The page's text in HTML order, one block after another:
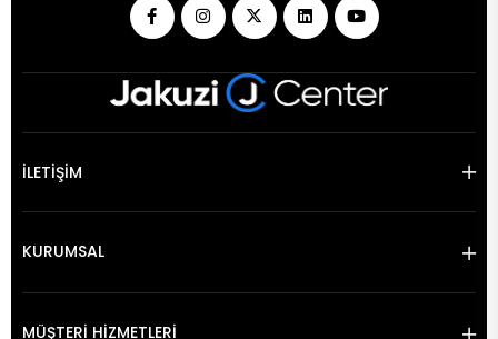
İLETİŞİM
KURUMSAL
MÜŞTERİ HİZMETLERİ